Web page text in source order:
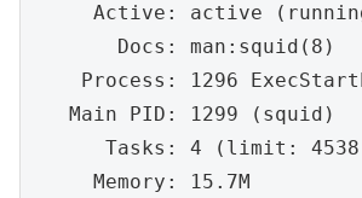
Active: active
       Docs: man:squid(8)
Process: 1296
   Main PID: 1299 (squid)
Tasks: 4 (limit:
     Memory: 15.7M